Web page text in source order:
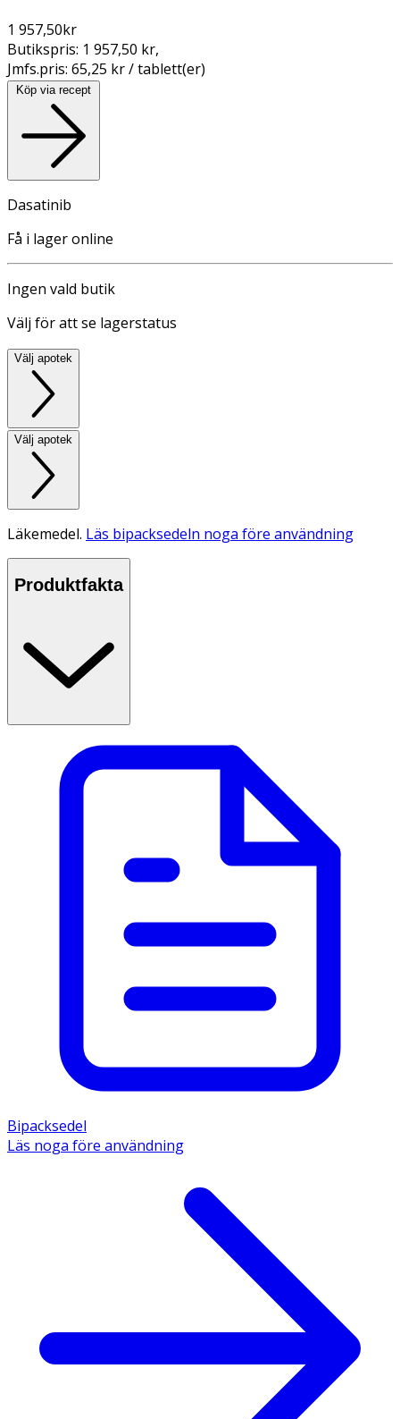
1 957,50kr
Butikspris: 1 957,50 kr,
Jmfs.pris: 65,25 kr / tablett(er)
Köp via recept
Dasatinib
Få i lager online
Ingen vald butik
Välj för att se lagerstatus
Välj apotek
Välj apotek
Läkemedel. Läs bipacksedeln noga före användning
Produktfakta
Bipacksedel
Läs noga före användning